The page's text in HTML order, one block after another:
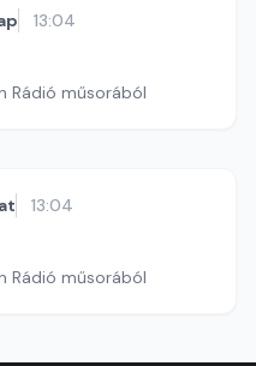
13:04
Rádió műsorából
13:04
Rádió műsorából